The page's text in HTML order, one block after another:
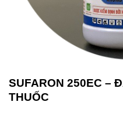
SUFARON 250EC –
THUỐC